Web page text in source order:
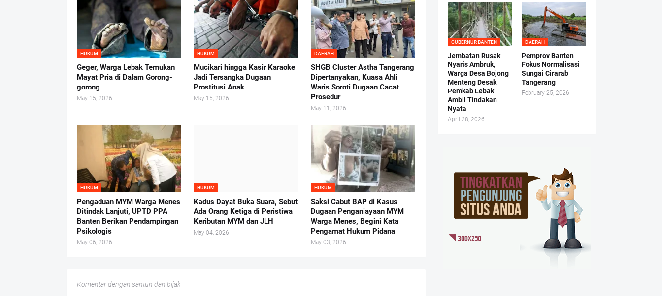
HUKUM
Geger, Warga Lebak Temukan
Mayat Pria di Dalam Gorong-
gorong
May 15, 2026
HUKUM
Mucikari hingga Kasir Karaoke
Jadi Tersangka Dugaan
Prostitusi Anak
May 15, 2026
DAERAH
SHGB Cluster Astha Tangerang
Dipertanyakan, Kuasa Ahli
Waris Soroti Dugaan Cacat
Prosedur
May 11, 2026
HUKUM
Pengaduan MYM Warga Menes
Ditindak Lanjuti, UPTD PPA
Banten Berikan Pendampingan
Psikologis
May 06, 2026
HUKUM
Kadus Dayat Buka Suara, Sebut
Ada Orang Ketiga di Peristiwa
Keributan MYM dan JLH
May 04, 2026
HUKUM
Saksi Cabut BAP di Kasus
Dugaan Penganiayaan MYM
Warga Menes, Begini Kata
Pengamat Hukum Pidana
May 03, 2026
Komentar dengan santun dan bijak
GUBERNUR BANTEN
Jembatan Rusak
Nyaris Ambruk,
Warga Desa Bojong
Menteng Desak
Pemkab Lebak
Ambil Tindakan
Nyata
April 28, 2026
DAERAH
Pemprov Banten
Fokus Normalisasi
Sungai Cirarab
Tangerang
February 25, 2026